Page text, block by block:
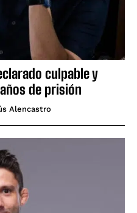
culpable y
de prisión
Alencastro